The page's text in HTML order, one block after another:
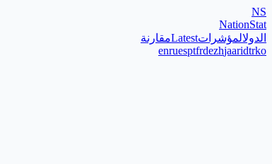
NS
NationStat
الدولالمؤشراتLatestمقارنة
enruesptfrdezhjaaridtrko